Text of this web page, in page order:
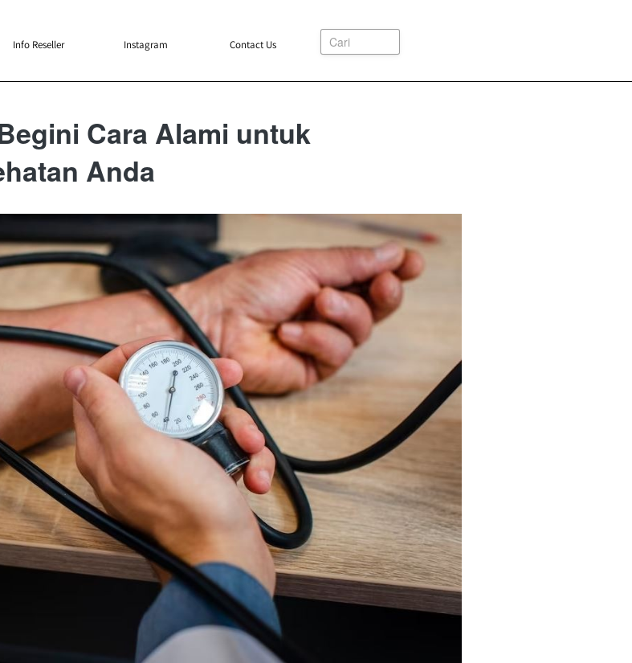
`
Info Reseller `
Instagram `
Contact Us Cari
Cara Alami untuk
Anda